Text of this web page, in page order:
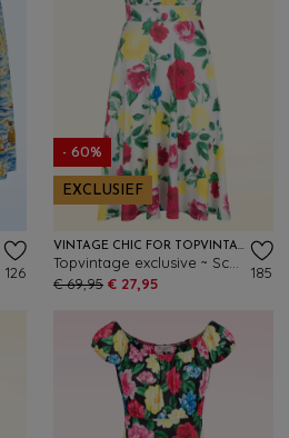
126
- 60%
EXCLUSIEF
VINTAGE CHIC FOR TOPVINTAGE
€ 69,95 € 27,95
185